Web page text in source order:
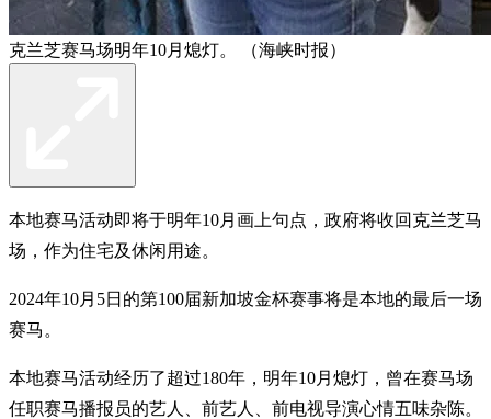
克兰芝赛马场明年10月熄灯。 （海峡时报）
本地赛马活动即将于明年10月画上句点，政府将收回克兰芝马
场，作为住宅及休闲用途。
2024年10月5日的第100届新加坡金杯赛事将是本地的最后一场
赛马。
本地赛马活动经历了超过180年，明年10月熄灯，曾在赛马场
任职赛马播报员的艺人、前艺人、前电视导演心情五味杂陈。